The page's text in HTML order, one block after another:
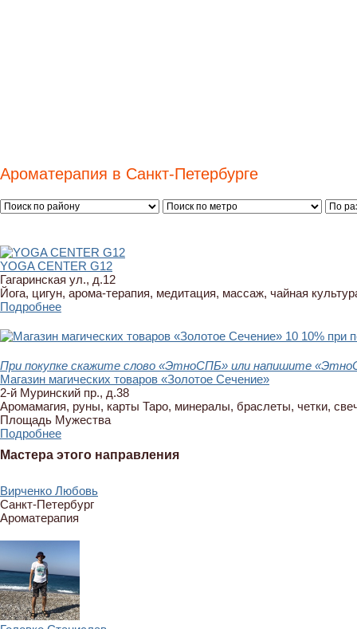
Ароматерапия в Санкт-Петербурге
YOGA CENTER G12
Гагаринская ул., д.12
Йога, цигун, арома-терапия, медитация, массаж, чайная
Подробнее
10 10% при
При покупке скажите слово «ЭтноСПБ» или напишите
Магазин магических товаров «Золотое Сечение»
2-й Муринский пр., д.38
Аромамагия, руны, карты Таро, минералы, браслеты, четки,
Площадь Мужества
Подробнее
Мастера этого направления
Вирченко Любовь
Санкт-Петербург
Ароматерапия